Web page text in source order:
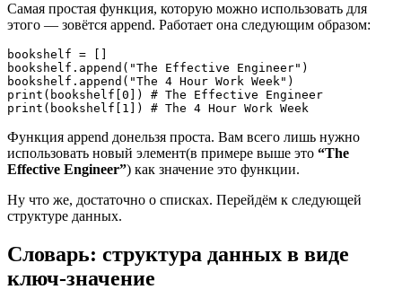
Самая простая функция, которую можно использовать для
этого — зовётся append. Работает она следующим образом:
bookshelf = []
bookshelf.append("The Effective Engineer")
bookshelf.append("The 4 Hour Work Week")
print(bookshelf[0]) # The Effective Engineer
Функция append донельзя проста. Вам всего лишь нужно
использовать новый элемент(в примере выше это “The
Effective Engineer”) как значение это функции.
Ну что же, достаточно о списках. Перейдём к следующей
структуре данных.
Словарь: структура данных в виде
ключ-значение